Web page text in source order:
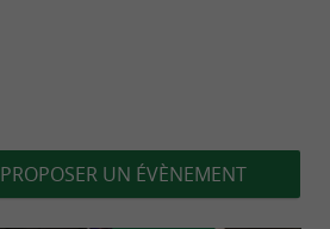
PROPOSER UN ÉVÈNEMENT